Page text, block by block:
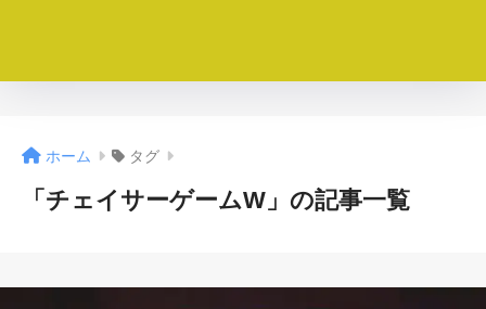
ホーム タグ
「チェイサーゲームW」の記事一覧